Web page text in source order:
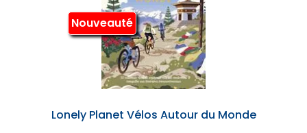
Nouveauté
Lonely Planet Vélos Autour du Monde